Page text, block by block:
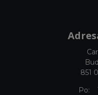
851
Po: